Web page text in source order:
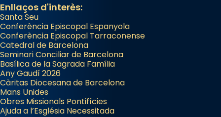
Enllaços d'interès:
Santa Seu
Conferència Episcopal Espanyola
Conferència Episcopal Tarraconense
Catedral de Barcelona
Seminari Conciliar de Barcelona
Basílica de la Sagrada Família
Any Gaudí 2026
Càritas Diocesana de Barcelona
Mans Unides
Obres Missionals Pontifícies
Ajuda a l’Església Necessitada